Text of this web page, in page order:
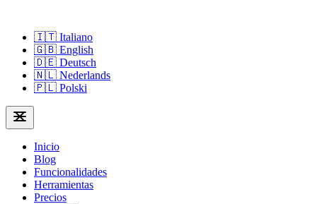
🇮🇹 Italiano
🇬🇧 English
🇩🇪 Deutsch
🇳🇱 Nederlands
🇵🇱 Polski
Inicio
Blog
Funcionalidades
Herramientas
Precios